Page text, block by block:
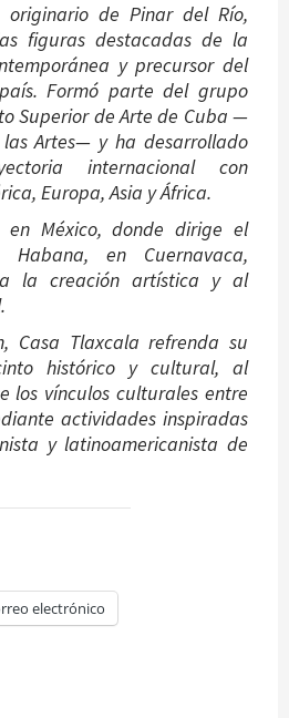
originario de Pinar del Río,
figuras destacadas de la
y precursor del
Formó parte del grupo
Superior de Arte de Cuba —
Artes— y ha desarrollado
internacional con
Europa, Asia y África.
en México, donde dirige el
en Cuernavaca,
la creación artística y al
Casa Tlaxcala refrenda su
histórico y cultural, al
los vínculos culturales entre
actividades inspiradas
y latinoamericanista de
electrónico